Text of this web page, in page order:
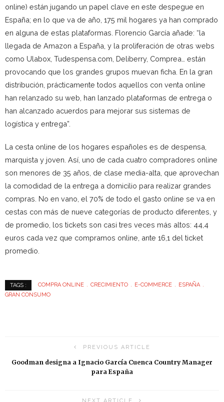
online) están jugando un papel clave en este despegue en
España; en lo que va de año, 175 mil hogares ya han comprado
en alguna de estas plataformas. Florencio García añade: “la
llegada de Amazon a España, y la proliferación de otras webs
como Ulabox, Tudespensa.com, Deliberry, Comprea… están
provocando que los grandes grupos muevan ficha. En la gran
distribución, prácticamente todos aquellos con venta online
han relanzado su web, han lanzado plataformas de entrega o
han alcanzado acuerdos para mejorar sus sistemas de
logística y entrega”.
La cesta online de los hogares españoles es de despensa,
marquista y joven. Así, uno de cada cuatro compradores online
son menores de 35 años, de clase media-alta, que aprovechan
la comodidad de la entrega a domicilio para realizar grandes
compras. No en vano, el 70% de todo el gasto online se va en
cestas con más de nueve categorías de producto diferentes, y
de promedio, los tickets son casi tres veces más altos: 44,4
euros cada vez que compramos online, ante 16,1 del ticket
promedio.
TAGS : COMPRA ONLINE CRECIMIENTO E-COMMERCE
ESPAÑA
GRAN CONSUMO
PREVIOUS ARTICLE
Goodman designa a Ignacio García Cuenca Country Manager
para España